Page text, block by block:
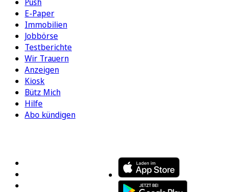
E-Paper
Immobilien
Jobbörse
Testberichte
Wir Trauern
Anzeigen
Kiosk
Bütz Mich
Hilfe
Abo kündigen